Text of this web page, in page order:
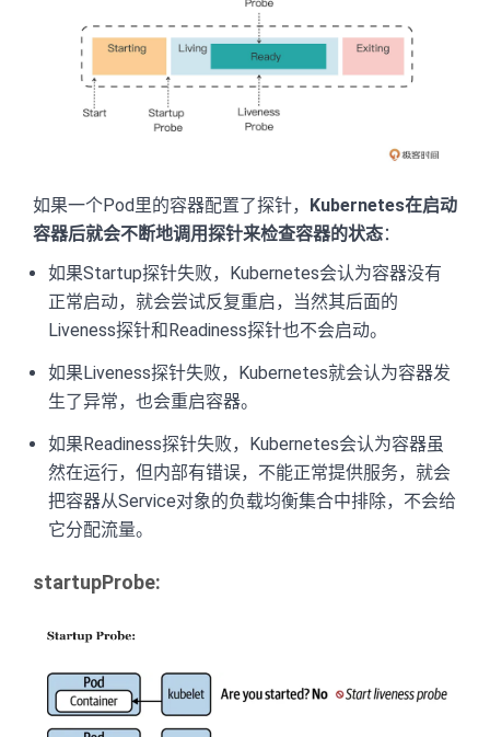
如果一个Pod里的容器配置了探针， Kubernetes在启动
容器后就会不断地调用探针来检查容器的状态：
如果Startup探针失败，Kubernetes会认为容器没有
正常启动，就会尝试反复重启，当然其后面的
Liveness探针和Readiness探针也不会启动。
如果Liveness探针失败，Kubernetes就会认为容器发
生了异常，也会重启容器。
如果Readiness探针失败，Kubernetes会认为容器虽
然在运行，但内部有错误，不能正常提供服务，就会
把容器从Service对象的负载均衡集合中排除，不会给
它分配流量。
startupProbe: